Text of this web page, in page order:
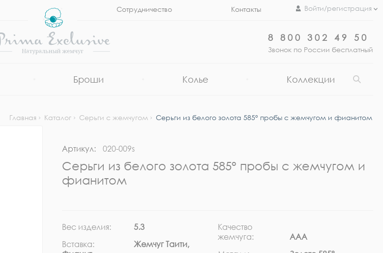
Сотрудничество Контакты Войти/регистрация
8 800 302 49 50
Звонок по России бесплатный
Броши Колье Коллекции
Главная Каталог Серьги с жемчугом Серьги из белого золота 585° пробы с жемчугом и фианитом
Артикул: 020-009s
Серьги из белого золота 585° пробы с жемчугом и
фианитом
Вес изделия:
5.3
Вставка:
Жемчуг Таити,
Качество
жемчуга:
ААА